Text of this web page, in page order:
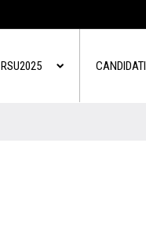
RSU2025 CANDIDATI